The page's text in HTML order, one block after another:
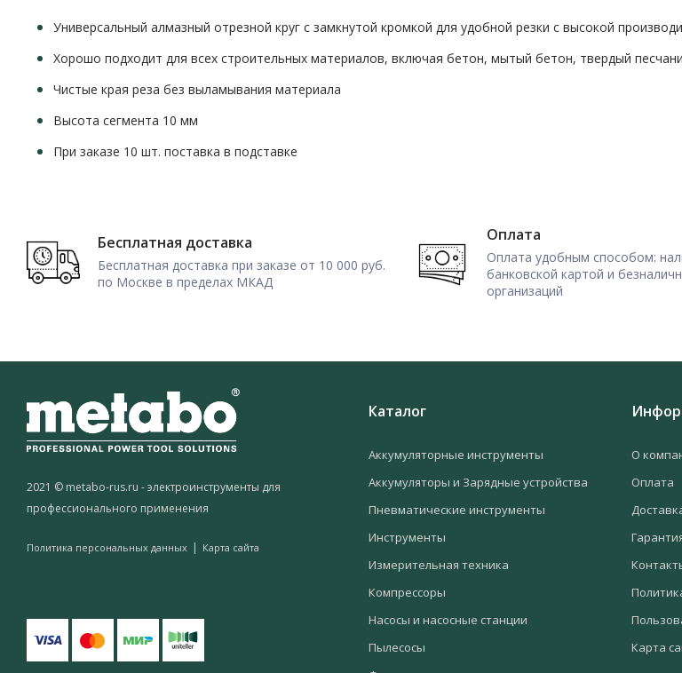
Универсальный алмазный отрезной круг с замкнутой кромкой для удобной резки с высокой
Хорошо подходит для всех строительных материалов, включая бетон, мытый бетон, твердый
Чистые края реза без выламывания материала
Высота сегмента 10 мм
При заказе 10 шт. поставка в подставке
Бесплатная доставка
Бесплатная доставка при заказе от 10 000 руб.
по Москве в пределах МКАД
Оплата
Оплата удобным способом:
банковской картой и
организаций
2021 © metabo-rus.ru - электроинструменты для
профессионального применения
Политика персональных данных | Карта сайта
Каталог
Аккумуляторные инструменты
Аккумуляторы и Зарядные устройства
Пневматические инструменты
Инструменты
Измерительная техника
Компрессоры
Насосы и насосные станции
Пылесосы
О
Оплата
Карта